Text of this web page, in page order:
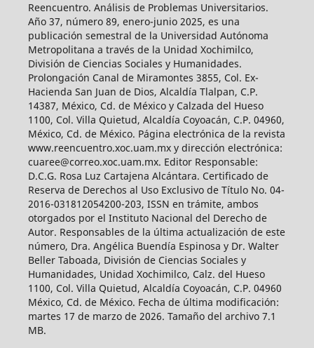
Reencuentro. Análisis de Problemas Universitarios.
Año 37, número 89, enero-junio 2025, es una
publicación semestral de la Universidad Autónoma
Metropolitana a través de la Unidad Xochimilco,
División de Ciencias Sociales y Humanidades.
Prolongación Canal de Miramontes 3855, Col. Ex-
Hacienda San Juan de Dios, Alcaldía Tlalpan, C.P.
14387, México, Cd. de México y Calzada del Hueso
1100, Col. Villa Quietud, Alcaldía Coyoacán, C.P. 04960,
México, Cd. de México. Página electrónica de la revista
www.reencuentro.xoc.uam.mx y dirección electrónica:
cuaree@correo.xoc.uam.mx. Editor Responsable:
D.C.G. Rosa Luz Cartajena Alcántara. Certificado de
Reserva de Derechos al Uso Exclusivo de Título No. 04-
2016-031812054200-203, ISSN en trámite, ambos
otorgados por el Instituto Nacional del Derecho de
Autor. Responsables de la última actualización de este
número, Dra. Angélica Buendía Espinosa y Dr. Walter
Beller Taboada, División de Ciencias Sociales y
Humanidades, Unidad Xochimilco, Calz. del Hueso
1100, Col. Villa Quietud, Alcaldía Coyoacán, C.P. 04960
México, Cd. de México. Fecha de última modificación:
martes 17 de marzo de 2026. Tamaño del archivo 7.1
MB.